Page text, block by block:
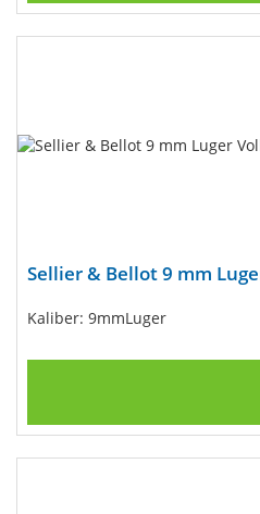
Sellier & Bellot 9 mm
Kaliber: 9mmLuger